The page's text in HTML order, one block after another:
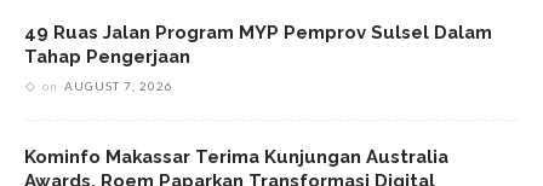
49 Ruas Jalan Program MYP Pemprov Sulsel Dalam
Tahap Pengerjaan
on AUGUST 7, 2026
Kominfo Makassar Terima Kunjungan Australia
Awards, Roem Paparkan Transformasi Digital